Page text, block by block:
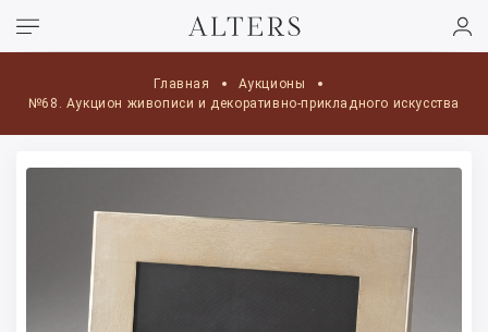
Главная
Аукционы
№68. Аукцион живописи и декоративно-прикладного искусства